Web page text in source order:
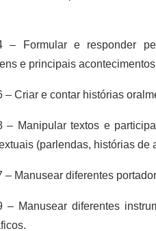
–
Formular e responder
e principais
– Criar e contar histórias
– Manipular textos e
(parlendas, histórias de
– Manusear diferentes
– Manusear diferentes